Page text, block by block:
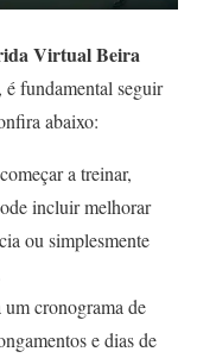
Virtual Beira
é fundamental seguir
abaixo:
a treinar,
incluir melhorar
ou simplesmente
cronograma de
e dias de